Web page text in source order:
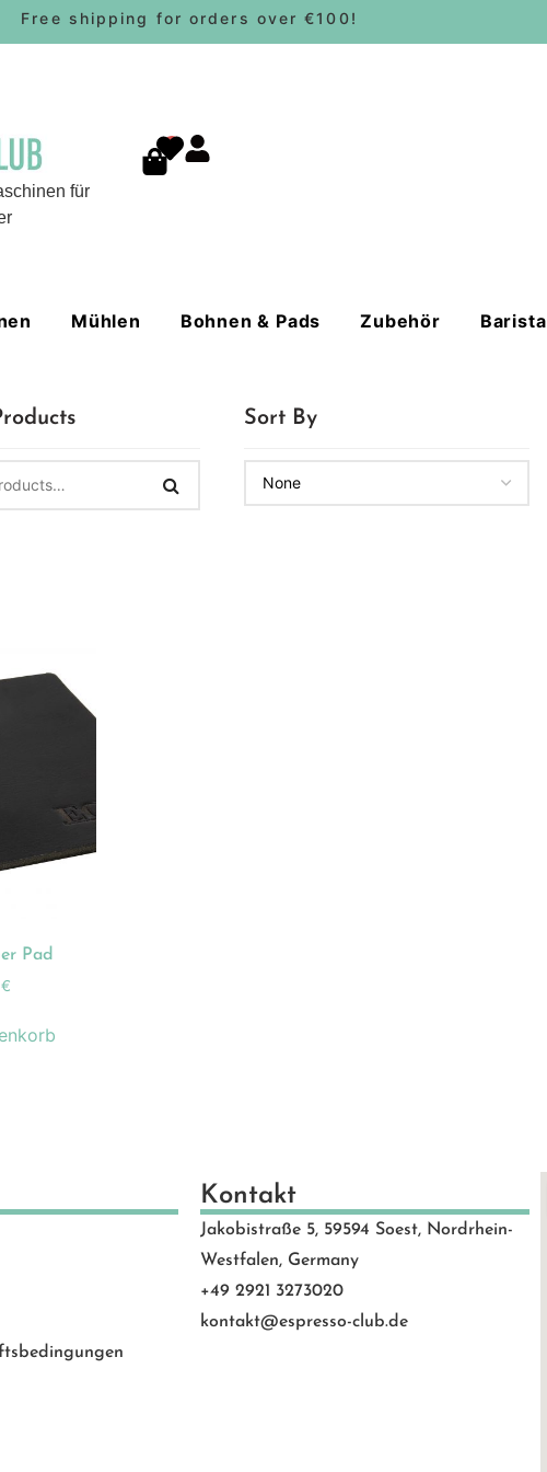
Free shipping for orders over €100!
für
0
Mühlen Bohnen & Pads Zubehör Barista
Sort By
(32)
(0)
(8)
Pad
€
Kontakt
Jakobistraße 5, 59594 Soest, Nordrhein-
Westfalen, Germany
+49 2921 3273020
kontakt@espresso-club.de